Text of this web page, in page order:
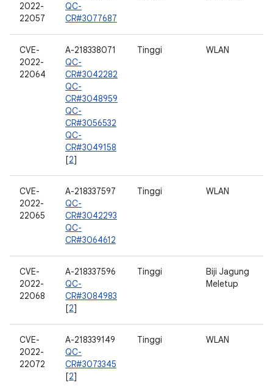
2022-
22057
QC-
CR#3077687
CVE-
2022-
22064
A-218338071
QC-
CR#3042282
QC-
CR#3048959
QC-
CR#3056532
QC-
CR#3049158
[2]
Tinggi WLAN
CVE-
2022-
22065
A-218337597
QC-
CR#3042293
QC-
CR#3064612
Tinggi WLAN
CVE-
2022-
22068
A-218337596
QC-
CR#3084983
[2]
Tinggi
Biji Jagung
Meletup
CVE-
2022-
22072
A-218339149
QC-
CR#3073345
[2]
Tinggi WLAN